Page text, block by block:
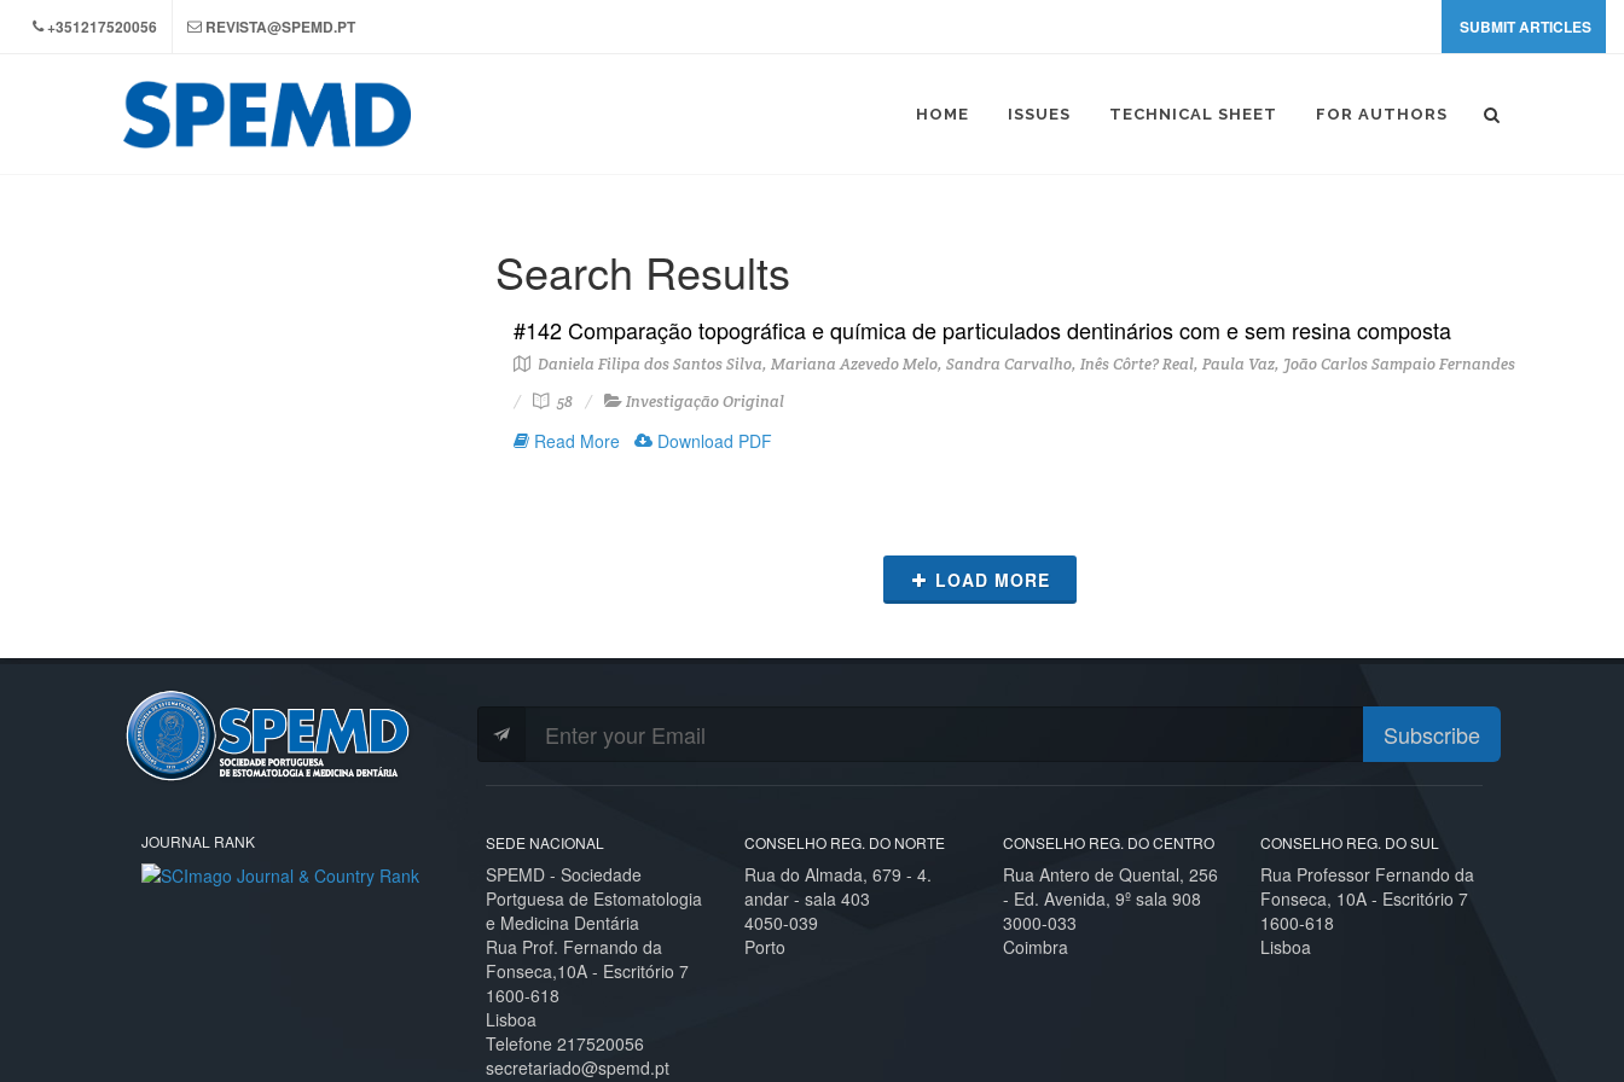
+351217520056 REVISTA@SPEMD.PT SUBMIT ARTICLES
HOME ISSUES TECHNICAL SHEET FOR AUTHORS
Search Results
#142 Comparação topográfica e química de particulados dentinários com e sem resina composta
Daniela Filipa dos Santos Silva, Mariana Azevedo Melo, Sandra Carvalho, Inês Côrte? Real, Paula Vaz, João Carlos Sampaio Fernandes
58
Investigação Original
Read More Download PDF
LOAD MORE
Subscribe
JOURNAL RANK SEDE NACIONAL
SPEMD - Sociedade
Portguesa de Estomatologia
e Medicina Dentária
Rua Prof. Fernando da
Fonseca,10A - Escritório 7
1600-618
Lisboa
Telefone 217520056
secretariado@spemd.pt
CONSELHO REG. DO NORTE
Rua do Almada, 679 - 4.
andar - sala 403
4050-039
Porto
CONSELHO REG. DO CENTRO
Rua Antero de Quental, 256
- Ed. Avenida, 9º sala 908
3000-033
Coimbra
CONSELHO REG. DO SUL
Rua Professor Fernando da
Fonseca, 10A - Escritório 7
1600-618
Lisboa